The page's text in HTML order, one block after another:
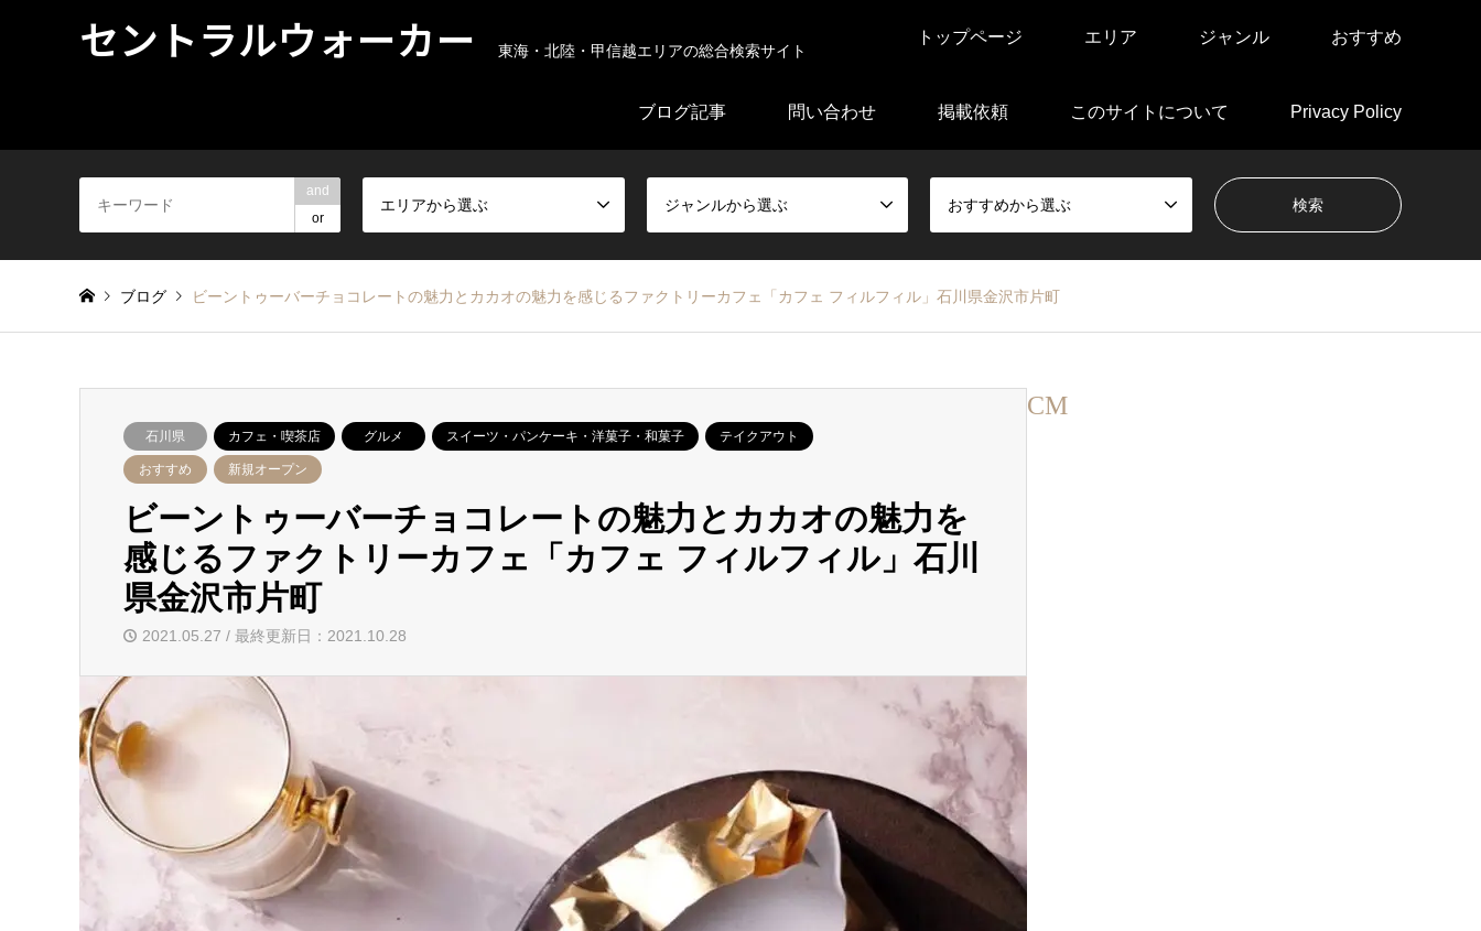
セントラルウォーカー 東海・北陸・甲信越エリアの総合検索サイト
トップページ エリア ジャンル おすすめ
ブログ記事 問い合わせ 掲載依頼 このサイトについて Privacy Policy
and
or
エリアから選ぶ ジャンルから選ぶ おすすめから選ぶ
ブログ ビーントゥーバーチョコレートの魅力とカカオの魅力を感じるファクトリーカフェ「カフェ フィルフィル」石川県金沢市片町
石川県 カフェ・喫茶店 グルメ スイーツ・パンケーキ・洋菓子・和菓子 テイクアウト
おすすめ 新規オープン
ビーントゥーバーチョコレートの魅力とカカオの魅力を
感じるファクトリーカフェ「カフェ フィルフィル」石川
県金沢市片町
2021.05.27 / 最終更新日：2021.10.28
CM